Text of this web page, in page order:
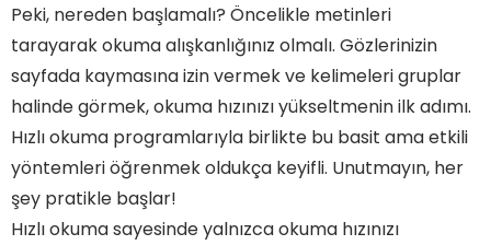
Peki, nereden başlamalı? Öncelikle metinleri
tarayarak okuma alışkanlığınız olmalı. Gözlerinizin
sayfada kaymasına izin vermek ve kelimeleri gruplar
halinde görmek, okuma hızınızı yükseltmenin ilk adımı.
Hızlı okuma programlarıyla birlikte bu basit ama etkili
yöntemleri öğrenmek oldukça keyifli. Unutmayın, her
şey pratikle başlar!
Hızlı okuma sayesinde yalnızca okuma hızınızı